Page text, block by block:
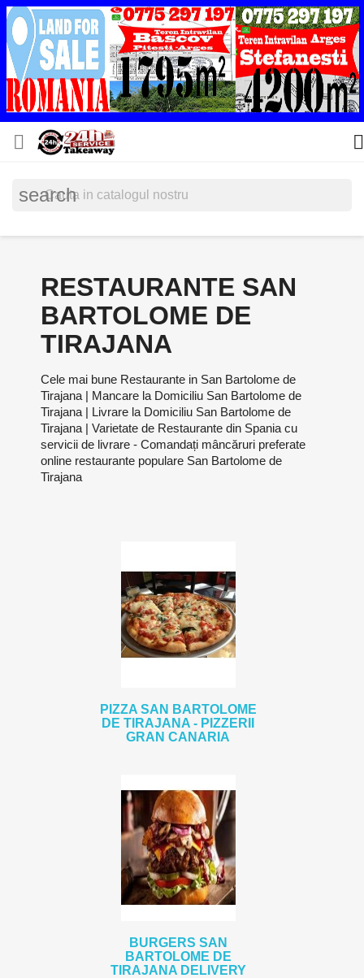
 
search
RESTAURANTE SAN
BARTOLOME DE
TIRAJANA
Cele mai bune Restaurante in San Bartolome de
Tirajana | Mancare la Domiciliu San Bartolome de
Tirajana | Livrare la Domiciliu San Bartolome de
Tirajana | Varietate de Restaurante din Spania cu
servicii de livrare - Comandați mâncăruri preferate
online restaurante populare San Bartolome de
Tirajana
PIZZA SAN BARTOLOME
DE TIRAJANA - PIZZERII
GRAN CANARIA
BURGERS SAN
BARTOLOME DE
TIRAJANA DELIVERY